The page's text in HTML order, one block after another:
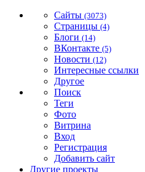
Сайты (3073)
Страницы (4)
Блоги (14)
ВКонтакте (5)
Новости (12)
Интересные ссылки
Другое
Поиск
Теги
Фото
Витрина
Вход
Регистрация
Добавить сайт
Другие проекты